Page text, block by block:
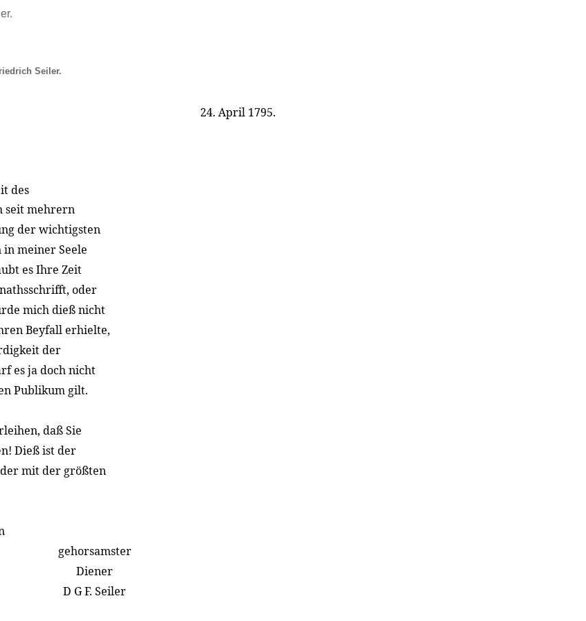
Seiler.
24. April 1795.
des
seit mehrern
der wichtigsten
in meiner Seele
es Ihre Zeit
oder
mich dieß nicht
Beyfall erhielte,
der
es ja doch nicht
Publikum gilt.
daß Sie
Dieß ist der
mit der größten
gehorsamster
Diener
D G F. Seiler